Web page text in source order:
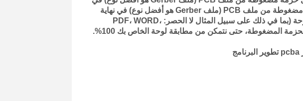
نهاية التخصيص.يجب على المستخدم تحميل حزمة مضغوطة من ملف PCB (ملف Gerber هو أفضل نوع) في نهاية
صفحة التخصيص، إذا كانت هناك تعليمات أخرى للوحة (بما في ذلك على سبيل المثال لا الحصر: PDF، WORD،